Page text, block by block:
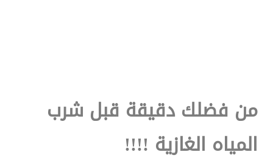
من فضلك دقيقة قبل شرب
المياه الغازية !!!!